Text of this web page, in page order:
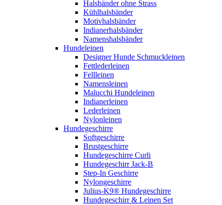
Halsbänder ohne Strass
Kühlhalsbänder
Motivhalsbänder
Indianerhalsbänder
Namenshalsbänder
Hundeleinen
Designer Hunde Schmuckleinen
Fettlederleinen
Fellleinen
Namensleinen
Malucchi Hundeleinen
Indianerleinen
Lederleinen
Nylonleinen
Hundegeschirre
Softgeschirre
Brustgeschirre
Hundegeschirre Curli
Hundegeschirr Jack-B
Step-In Geschirre
Nylongeschirre
Julius-K9® Hundegeschirre
Hundegeschirr & Leinen Set